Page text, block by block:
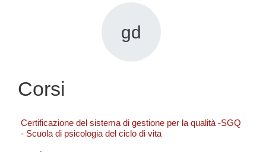
gd
Corsi
Certificazione del sistema di gestione per la qualità -SGQ
- Scuola di psicologia del ciclo di vita